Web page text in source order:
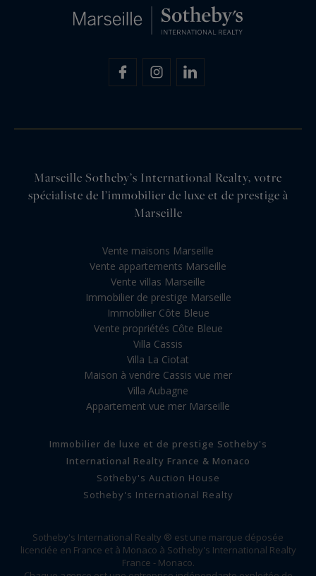
Marseille Sotheby’s International Realty, votre
spécialiste de l’immobilier de luxe et de prestige à
Marseille
Vente maisons Marseille
Vente appartements Marseille
Vente villas Marseille
Immobilier de prestige Marseille
Immobilier Côte Bleue
Vente propriétés Côte Bleue
Villa Cassis
Villa La Ciotat
Maison à vendre Cassis vue mer
Villa Aubagne
Appartement vue mer Marseille
Immobilier de luxe et de prestige Sotheby's
International Realty France & Monaco
Sotheby's Auction House
Sotheby's International Realty
Sotheby's International Realty ® est une marque déposée
licenciée en France et à Monaco à Sotheby's International Realty
France - Monaco.